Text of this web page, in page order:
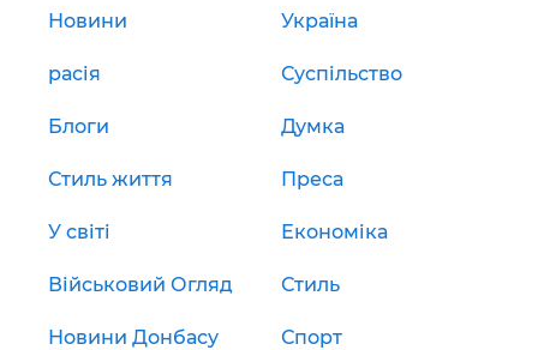
Новини Україна
расія Суспільство
Блоги Думка
Стиль життя Преса
У світі Економіка
Військовий Огляд Стиль
Новини Донбасу Спорт